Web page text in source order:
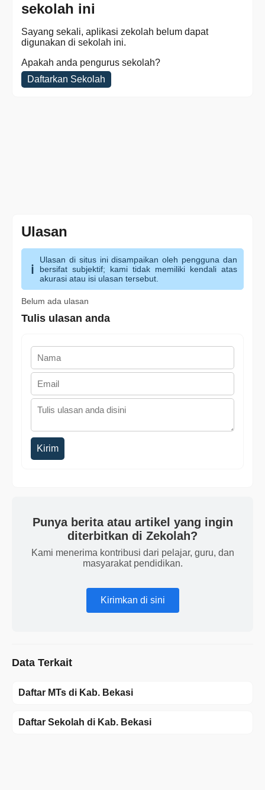
sekolah ini
Sayang sekali, aplikasi zekolah belum dapat
digunakan di sekolah ini.
Apakah anda pengurus sekolah?
Daftarkan Sekolah
Ulasan
Ulasan di situs ini disampaikan oleh pengguna dan
bersifat subjektif; kami tidak memiliki kendali atas
akurasi atau isi ulasan tersebut.
Belum ada ulasan
Tulis ulasan anda
Kirim
Punya berita atau artikel yang ingin
diterbitkan di Zekolah?
Kami menerima kontribusi dari pelajar, guru, dan
masyarakat pendidikan.
Kirimkan di sini
Data Terkait
Daftar MTs di Kab. Bekasi
Daftar Sekolah di Kab. Bekasi